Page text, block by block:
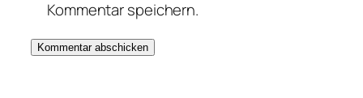
Kommentar speichern.